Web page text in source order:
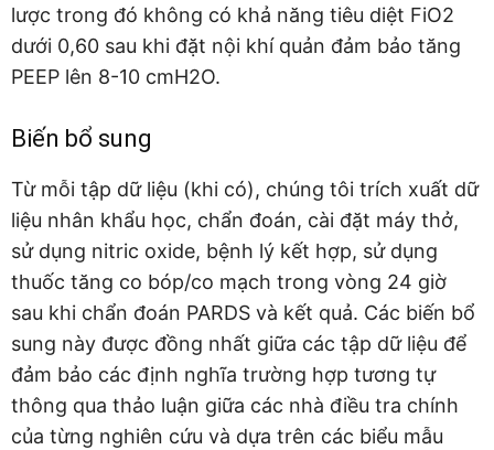
lược trong đó không có khả năng tiêu diệt FiO2
dưới 0,60 sau khi đặt nội khí quản đảm bảo tăng
PEEP lên 8-10 cmH2O.
Biến bổ sung
Từ mỗi tập dữ liệu (khi có), chúng tôi trích xuất dữ
liệu nhân khẩu học, chẩn đoán, cài đặt máy thở,
sử dụng nitric oxide, bệnh lý kết hợp, sử dụng
thuốc tăng co bóp/co mạch trong vòng 24 giờ
sau khi chẩn đoán PARDS và kết quả. Các biến bổ
sung này được đồng nhất giữa các tập dữ liệu để
đảm bảo các định nghĩa trường hợp tương tự
thông qua thảo luận giữa các nhà điều tra chính
của từng nghiên cứu và dựa trên các biểu mẫu